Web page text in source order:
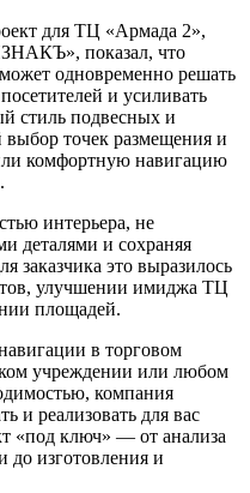
для ТЦ «Армада 2»,
показал, что
одновременно решать
и усиливать
стиль подвесных и
точек размещения и
комфортную навигацию
интерьера, не
деталями и сохраняя
заказчика это выразилось
улучшении имиджа ТЦ
площадей.
в торговом
учреждении или любом
компания
и реализовать для вас
«под ключ» — от анализа
до изготовления и